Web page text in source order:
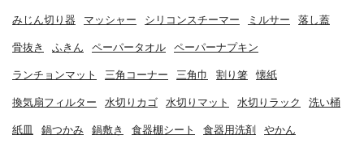
みじん切り器 マッシャー シリコンスチーマー ミルサー 落し蓋
骨抜き ふきん ペーパータオル ペーパーナプキン
ランチョンマット 三角コーナー 三角巾 割り箸 懐紙
換気扇フィルター 水切りカゴ 水切りマット 水切りラック 洗い桶
紙皿 鍋つかみ 鍋敷き 食器棚シート 食器用洗剤 やかん